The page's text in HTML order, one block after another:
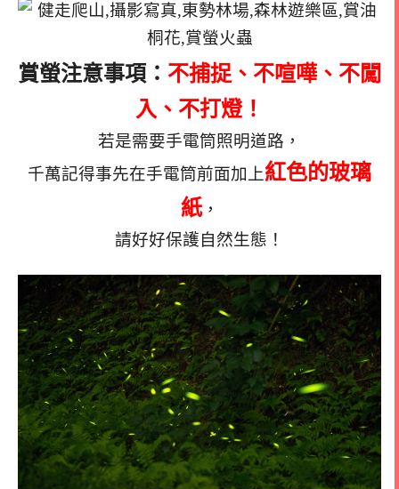
賞螢注意事項： 不捕捉、不喧嘩、不闖
入、不打燈！
若是需要手電筒照明道路，
千萬記得事先在手電筒前面加上紅色的玻璃
紙，
請好好保護自然生態！